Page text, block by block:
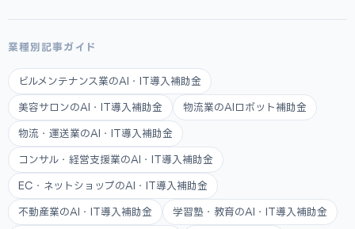
業種別記事ガイド
ビルメンテナンス業のAI・IT導入補助金
美容サロンのAI・IT導入補助金 物流業のAIロボット補助金
物流・運送業のAI・IT導入補助金
コンサル・経営支援業のAI・IT導入補助金
EC・ネットショップのAI・IT導入補助金
不動産業のAI・IT導入補助金 学習塾・教育のAI・IT導入補助金